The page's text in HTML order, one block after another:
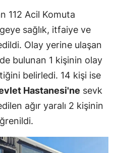
112 Acil Komuta
sağlık, itfaiye ve
Olay yerine ulaşan
bulunan 1 kişinin olay
belirledi. 14 kişi ise
Hastanesi'ne sevk
ağır yaralı 2 kişinin